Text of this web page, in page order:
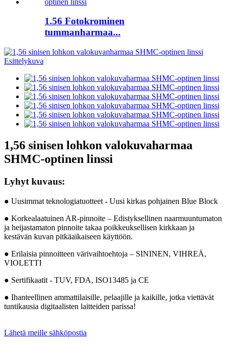
1.56 Fotokrominen
tummanharmaa...
1,56 sinisen lohkon valokuvaharmaa
SHMC-optinen linssi
Lyhyt kuvaus:
● Uusimmat teknologiatuotteet - Uusi kirkas pohjainen Blue Block
● Korkealaatuinen AR-pinnoite – Edistyksellinen naarmuuntumaton
ja heijastamaton pinnoite takaa poikkeuksellisen kirkkaan ja
kestävän kuvan pitkäaikaiseen käyttöön.
● Erilaisia ​​pinnoitteen värivaihtoehtoja – SININEN, VIHREÄ,
VIOLETTI
● Sertifikaatit - TUV, FDA, ISO13485 ja CE
● Ihanteellinen ammattilaisille, pelaajille ja kaikille, jotka viettävät
tuntikausia digitaalisten laitteiden parissa!
Lähetä meille sähköpostia